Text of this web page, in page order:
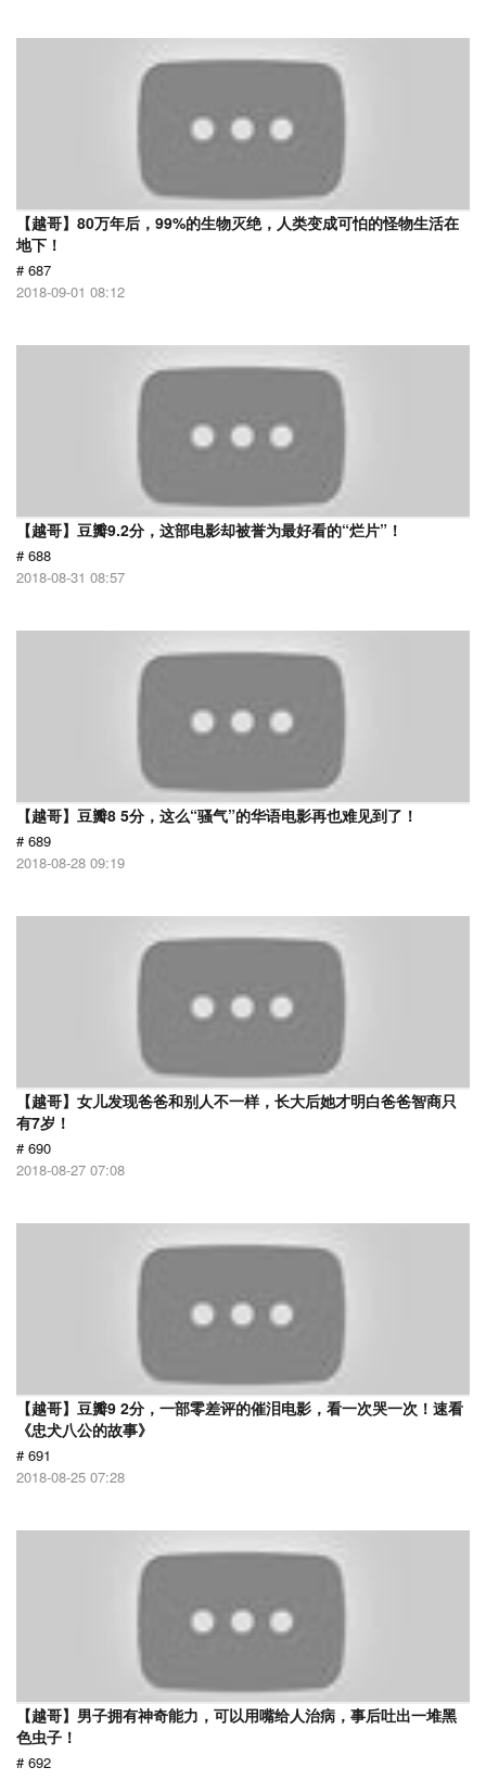
【越哥】80万年后，99%的生物灭绝，人类变成可怕的怪物生活在
地下！
# 687
2018-09-01 08:12
【越哥】豆瓣9.2分，这部电影却被誉为最好看的“烂片”！
# 688
2018-08-31 08:57
【越哥】豆瓣8 5分，这么“骚气”的华语电影再也难见到了！
# 689
2018-08-28 09:19
【越哥】女儿发现爸爸和别人不一样，长大后她才明白爸爸智商只
有7岁！
# 690
2018-08-27 07:08
【越哥】豆瓣9 2分，一部零差评的催泪电影，看一次哭一次！速看
《忠犬八公的故事》
# 691
2018-08-25 07:28
【越哥】男子拥有神奇能力，可以用嘴给人治病，事后吐出一堆黑
色虫子！
# 692